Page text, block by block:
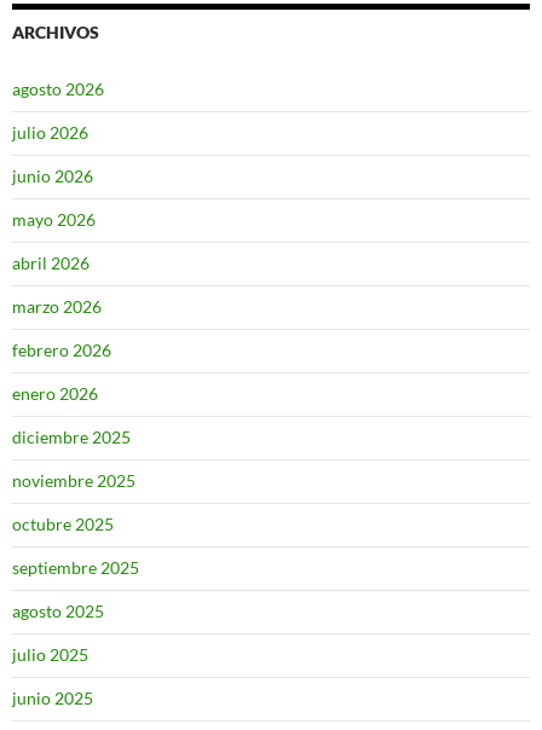
ARCHIVOS
agosto 2026
julio 2026
junio 2026
mayo 2026
abril 2026
marzo 2026
febrero 2026
enero 2026
diciembre 2025
noviembre 2025
octubre 2025
septiembre 2025
agosto 2025
julio 2025
junio 2025